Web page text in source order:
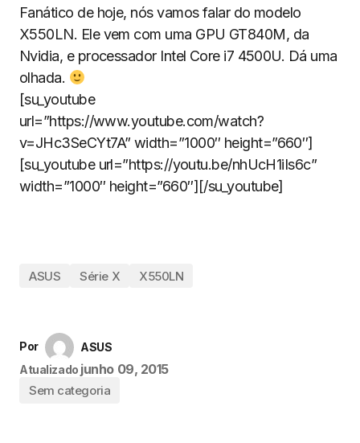
Fanático de hoje, nós vamos falar do modelo
X550LN. Ele vem com uma GPU GT840M, da
Nvidia, e processador Intel Core i7 4500U. Dá uma
olhada.
[su_youtube
url=”https://www.youtube.com/watch?
v=JHc3SeCYt7A” width=”1000″ height=”660″]
[su_youtube url=”https://youtu.be/nhUcH1iIs6c”
width=”1000″ height=”660″][/su_youtube]
ASUS Série X X550LN
Por
ASUS
Atualizado junho 09, 2015
Sem categoria